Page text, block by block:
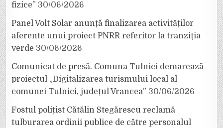
fizice” 30/06/2026
Panel Volt Solar anunță finalizarea activităților
aferente unui proiect PNRR referitor la tranziția
verde 30/06/2026
Comunicat de presă. Comuna Tulnici demarează
proiectul „Digitalizarea turismului local al
comunei Tulnici, județul Vrancea” 30/06/2026
Fostul polițist Cătălin Stegărescu reclamă
tulburarea ordinii publice de către personalul